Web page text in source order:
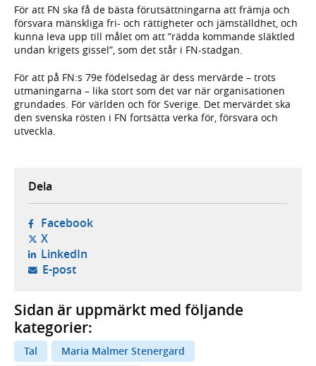
För att FN ska få de bästa förutsättningarna att främja och
försvara mänskliga fri- och rättigheter och jämställdhet, och
kunna leva upp till målet om att ”rädda kommande släktled
undan krigets gissel”, som det står i FN-stadgan.
För att på FN:s 79e födelsedag är dess mervärde – trots
utmaningarna – lika stort som det var när organisationen
grundades. För världen och för Sverige. Det mervärdet ska
den svenska rösten i FN fortsätta verka för, försvara och
utveckla.
Dela
Facebook- öppnas i ny flik, extern webbplats,
X- öppnas i ny flik, extern webbplats,
LinkedIn- öppnas i ny flik, extern webbplats,
E-post- öppnar din e-postklient,
Sidan är uppmärkt med följande
kategorier:
Tal
Maria Malmer Stenergard